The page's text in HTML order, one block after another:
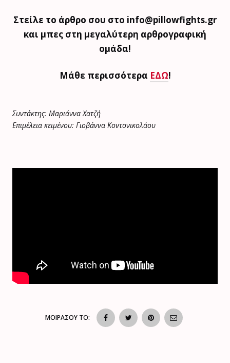
Στείλε το άρθρο σου στο info@pillowfights.gr
και μπες στη μεγαλύτερη αρθρογραφική
ομάδα!
Μάθε περισσότερα ΕΔΩ!
Συντάκτης: Μαριάννα Χατζή
Επιμέλεια κειμένου: Γιοβάννα Κοντονικολάου
ΜΟΙΡΑΣΟΥ ΤΟ: